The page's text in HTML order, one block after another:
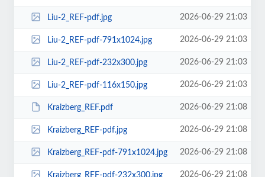
Liu-2_REF-pdf.jpg 2026-06-29 21:03
Liu-2_REF-pdf-791x1024.jpg 2026-06-29 21:03
Liu-2_REF-pdf-232x300.jpg 2026-06-29 21:03
Liu-2_REF-pdf-116x150.jpg 2026-06-29 21:03
Kraizberg_REF.pdf 2026-06-29 21:08
Kraizberg_REF-pdf.jpg 2026-06-29 21:08
Kraizberg_REF-pdf-791x1024.jpg 2026-06-29 21:08
Kraizberg_REF-pdf-232x300.jpg 2026-06-29 21:08